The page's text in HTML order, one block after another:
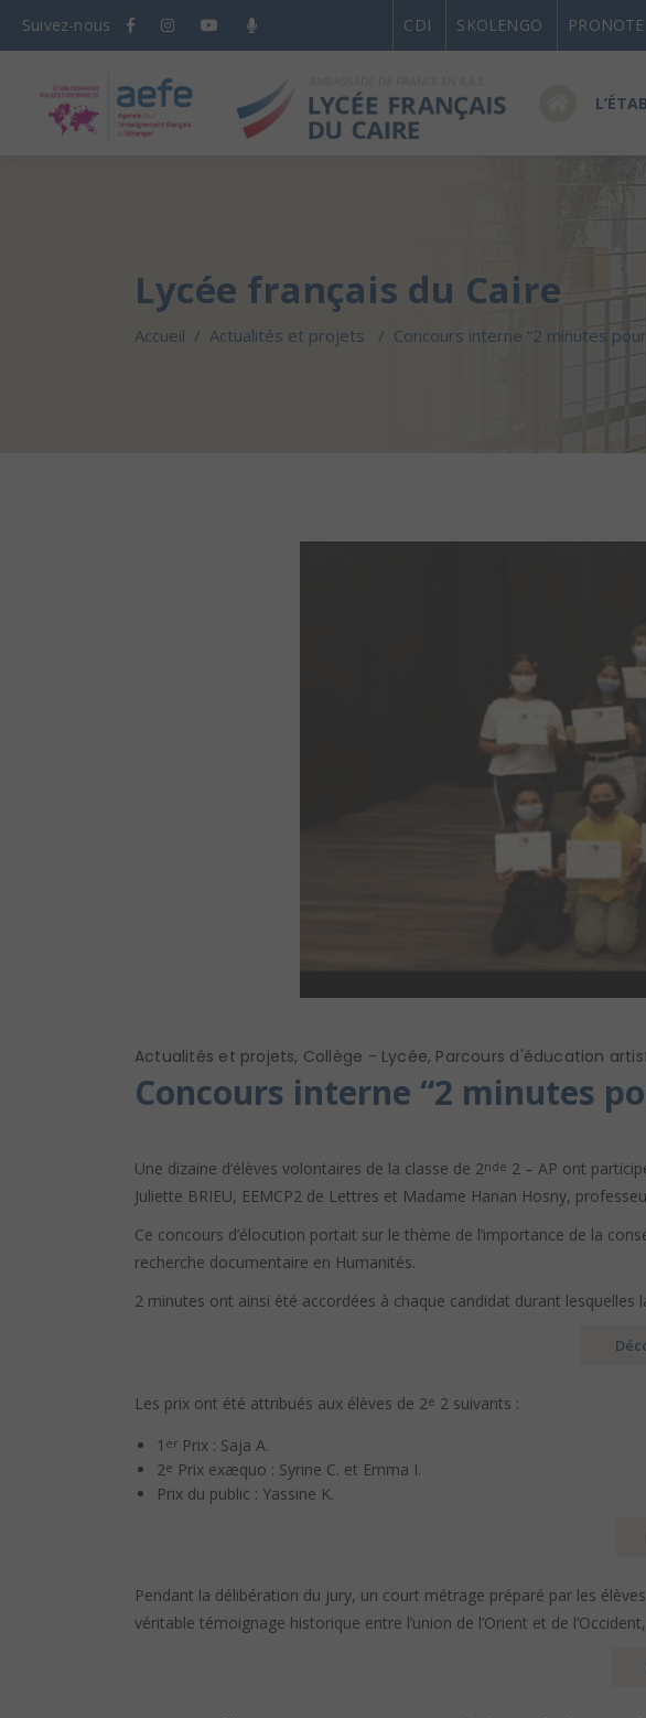
Suivez-nous CDI SKOLENGO PRONOTE
Lycée français du Caire
Accueil / Actualités et projets / Concours interne “2 minutes
Actualités et projets, Collège - Lycée, Parcours d'éducation
Concours interne “2 minutes
Une dizaine d’élèves volontaires de la classe de 2nde 2 – AP ont
Juliette BRIEU, EEMCP2 de Lettres et Madame Hanan Hosny,
Ce concours d’élocution portait sur le thème de l’importance de la
recherche documentaire en Humanités.
2 minutes ont ainsi été accordées à chaque candidat durant lesquelles
Les prix ont été attribués aux élèves de 2e 2 suivants :
1 er Prix : Saja A.
2e Prix exæquo : Syrine C. et Emma I.
Prix du public : Yassine K.
Pendant la délibération du jury, un court métrage préparé par les
véritable témoignage historique entre l’union de l’Orient et de